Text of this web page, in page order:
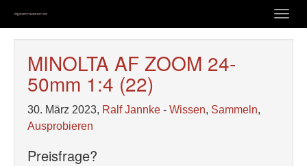
springen
MINOLTA AF ZOOM 24-
50mm 1:4 (22)
30. März 2023, Ralf Jannke - Wissen, Sammeln,
Ausprobieren
Preisfrage?